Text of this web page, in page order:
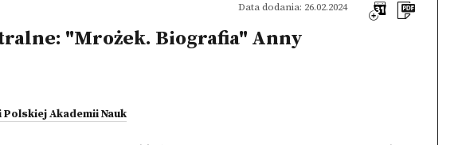
Data dodania: 26.02.2024
"Mrożek. Biografia" Anny
Akademii Nauk